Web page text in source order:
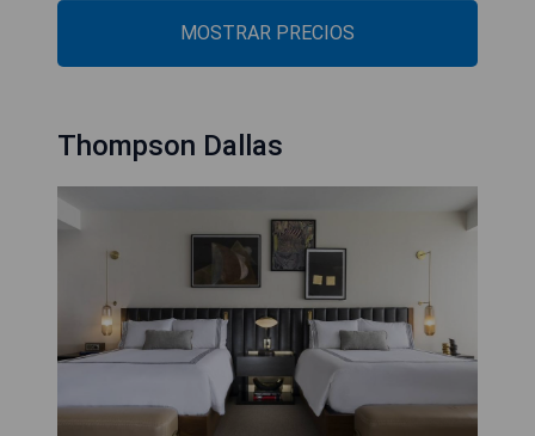
MOSTRAR PRECIOS
Thompson Dallas